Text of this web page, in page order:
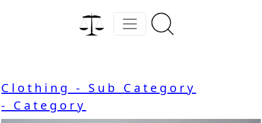
Clothing - Sub Category
- Category